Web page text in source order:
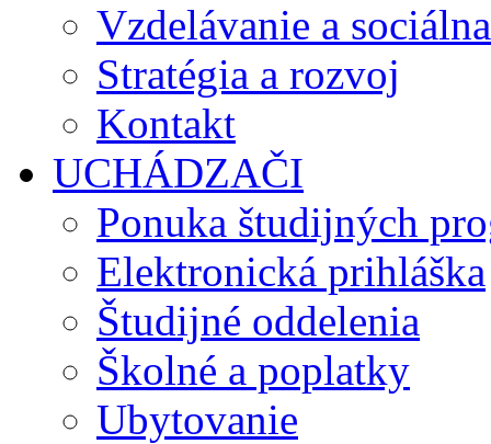
Vzdelávanie a
Stratégia a rozvoj
Kontakt
UCHÁDZAČI
Ponuka študijných
Elektronická prihláška
Študijné oddelenia
Školné a poplatky
Ubytovanie